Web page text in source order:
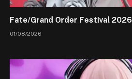
Fate/Grand Order Festival 2026
01/08/2026